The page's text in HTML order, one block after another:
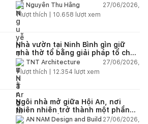
Nguyễn Thu Hằng
27/06/2026,
1lượt thích | 10.658 lượt xem
Nhà vườn tại Ninh Bình gìn giữ
nhà thờ tổ bằng giải pháp tổ chức
lại không gian
TNT Architecture
27/06/2026,
1lượt thích | 12.354 lượt xem
Ngôi nhà mở giữa Hội An, nơi
thiên nhiên trở thành một phần
của cuộc sống
AN NAM Design and Build 27/06/2026,